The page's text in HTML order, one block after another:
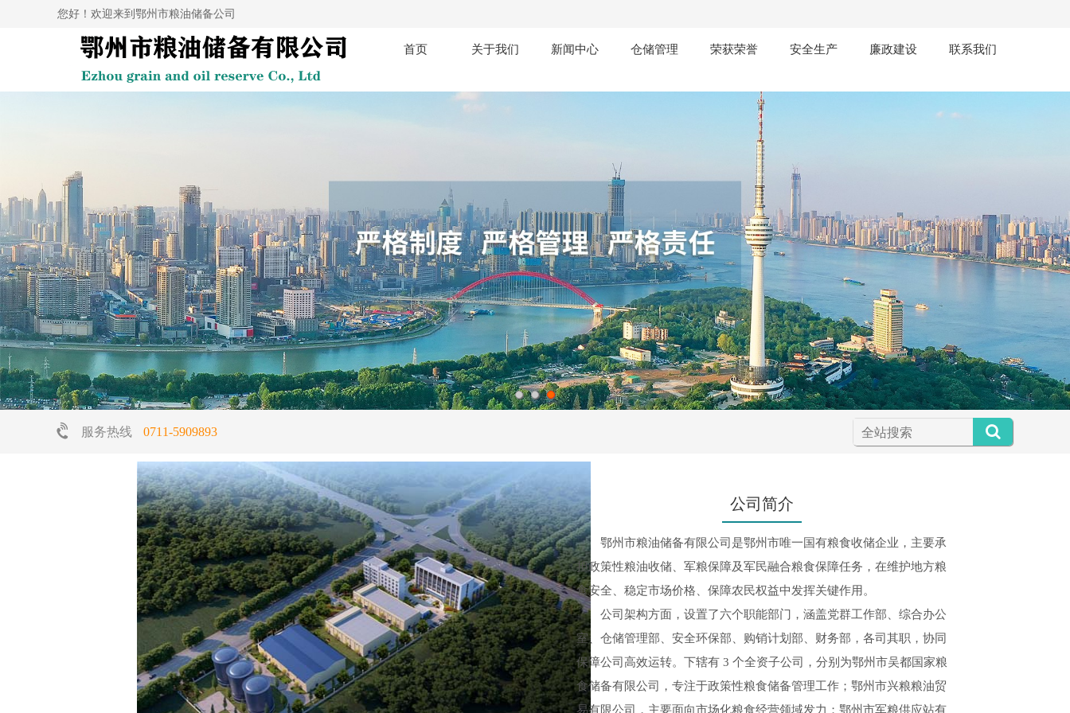
您好！欢迎来到鄂州市粮油储备公司
首页 关于我们 新闻中心 仓储管理 荣获荣誉 安全生产 廉政建设 联系我们
服务热线 0711-5909893
公司简介
鄂州市粮油储备有限公司是鄂州市唯一国有粮食收储企业，主要承
担政策性粮油收储、军粮保障及军民融合粮食保障任务，在维护地方粮
食安全、稳定市场价格、保障农民权益中发挥关键作用。
公司架构方面，设置了六个职能部门，涵盖党群工作部、综合办公
室、仓储管理部、安全环保部、购销计划部、财务部，各司其职，协同
保障公司高效运转。下辖有 3 个全资子公司，分别为鄂州市吴都国家粮
食储备有限公司，专注于政策性粮食储备管理工作；鄂州市兴粮粮油贸
易有限公司，主要面向市场化粮食经营领域发力；鄂州市军粮供应站有